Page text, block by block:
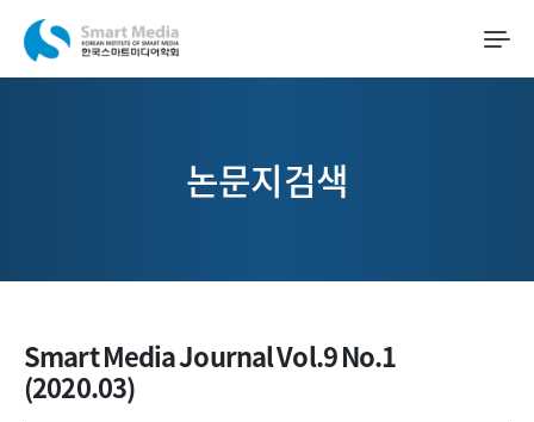
논문지검색
Smart Media Journal Vol.9 No.1
(2020.03)